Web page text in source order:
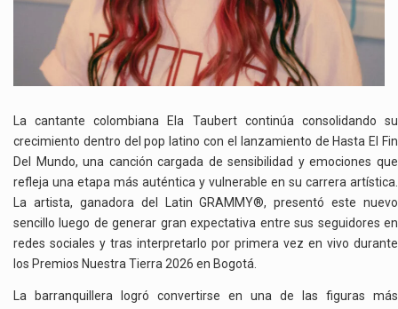
MUNDO
La cantante colombiana Ela Taubert continúa consolidando su
crecimiento dentro del pop latino con el lanzamiento de Hasta El Fin
Del Mundo, una canción cargada de sensibilidad y emociones que
refleja una etapa más auténtica y vulnerable en su carrera artística.
La artista, ganadora del Latin GRAMMY®, presentó este nuevo
sencillo luego de generar gran expectativa entre sus seguidores en
redes sociales y tras interpretarlo por primera vez en vivo durante
los Premios Nuestra Tierra 2026 en Bogotá.
La barranquillera logró convertirse en una de las figuras más